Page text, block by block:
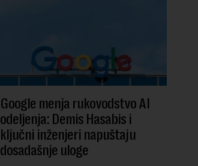
Google menja rukovodstvo AI
odeljenja: Demis Hasabis i
ključni inženjeri napuštaju
dosadašnje uloge